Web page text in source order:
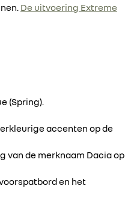
De uitvoering Extreme
(Spring).
accenten op de
van de merknaam Dacia op
en het